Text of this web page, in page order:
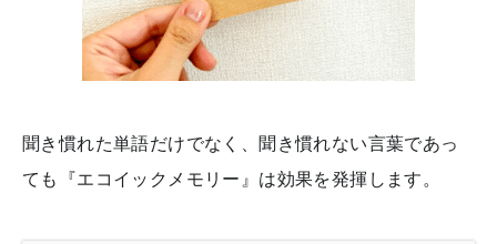
聞き慣れた単語だけでなく、聞き慣れない言葉であっ
ても『エコイックメモリー』は効果を発揮します。